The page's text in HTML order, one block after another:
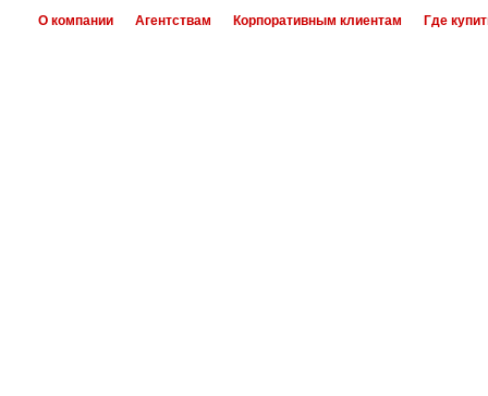
О компании Агентствам Корпоративным клиентам Где